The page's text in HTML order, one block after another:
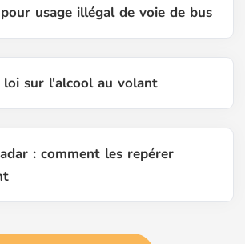
usage illégal de voie de bus
loi sur l'alcool au volant
: comment les repérer